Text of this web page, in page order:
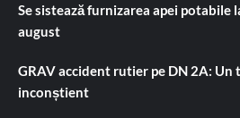
Se sistează furnizarea apei potabile
august
GRAV accident rutier pe DN 2A:
inconștient